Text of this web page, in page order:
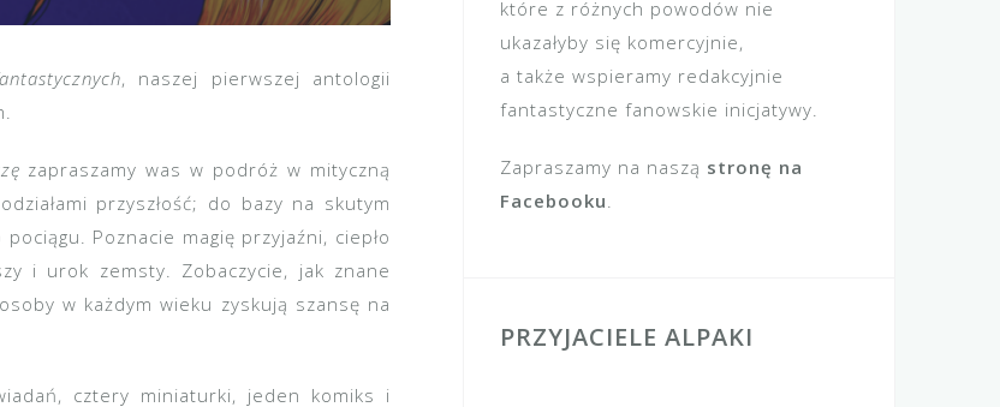
, naszej pierwszej antologii
zapraszamy was w podróż w mityczną
przyszłość; do bazy na skutym
Poznacie magię przyjaźni, ciepło
i urok zemsty. Zobaczycie, jak znane
w każdym wieku zyskują szansę na
cztery miniaturki, jeden komiks i
które z różnych powodów nie
ukazałyby się komercyjnie,
a także wspieramy redakcyjnie
fantastyczne fanowskie inicjatywy.
Zapraszamy na naszą stronę na
Facebooku.
PRZYJACIELE ALPAKI